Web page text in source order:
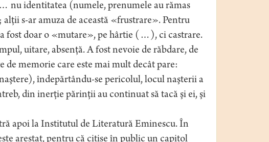
nu identitatea (numele, prenumele au rămas
s-ar amuza de această «frustrare». Pentru
fost doar o «mutare», pe hârtie (…), ci castrare.
uitare, absenţă. A fost nevoie de răbdare, de
de memorie care este mai mult decât pare:
îndepărtându-se pericolul, locul naşterii a
din inerţie părinţii au continuat să tacă şi ei, şi
apoi la Institutul de Literatură Eminescu. În
arestat, pentru că citise în public un capitol